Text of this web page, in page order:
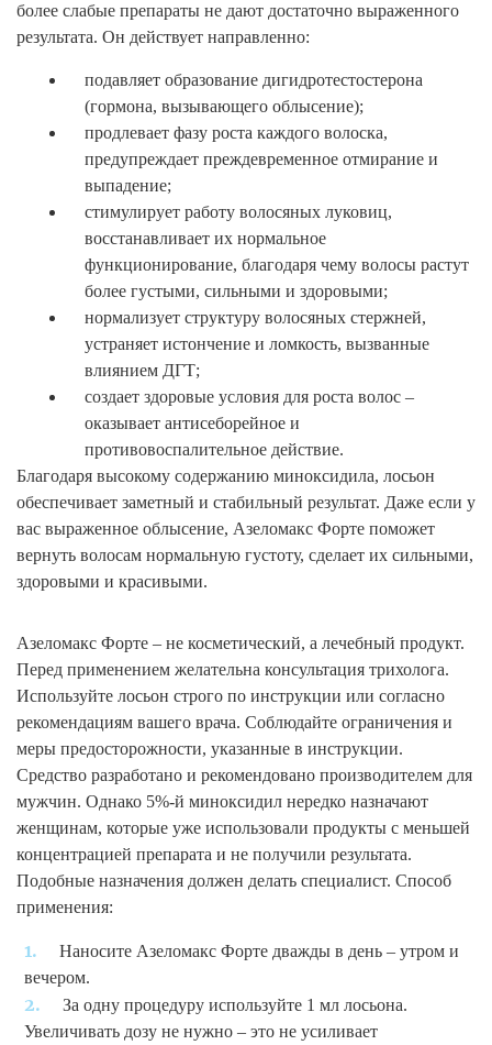
более слабые препараты не дают достаточно выраженного
результата. Он действует направленно:
подавляет образование дигидротестостерона
(гормона, вызывающего облысение);
продлевает фазу роста каждого волоска,
предупреждает преждевременное отмирание и
выпадение;
стимулирует работу волосяных луковиц,
восстанавливает их нормальное
функционирование, благодаря чему волосы растут
более густыми, сильными и здоровыми;
нормализует структуру волосяных стержней,
устраняет истончение и ломкость, вызванные
влиянием ДГТ;
создает здоровые условия для роста волос –
оказывает антисеборейное и
противовоспалительное действие.
Благодаря высокому содержанию миноксидила, лосьон
обеспечивает заметный и стабильный результат. Даже если у
вас выраженное облысение, Азеломакс Форте поможет
вернуть волосам нормальную густоту, сделает их сильными,
здоровыми и красивыми.
Азеломакс Форте – не косметический, а лечебный продукт.
Перед применением желательна консультация трихолога.
Используйте лосьон строго по инструкции или согласно
рекомендациям вашего врача. Соблюдайте ограничения и
меры предосторожности, указанные в инструкции.
Средство разработано и рекомендовано производителем для
мужчин. Однако 5%-й миноксидил нередко назначают
женщинам, которые уже использовали продукты с меньшей
концентрацией препарата и не получили результата.
Подобные назначения должен делать специалист. Способ
применения:
Наносите Азеломакс Форте дважды в день – утром и
вечером.
За одну процедуру используйте 1 мл лосьона.
Увеличивать дозу не нужно – это не усиливает